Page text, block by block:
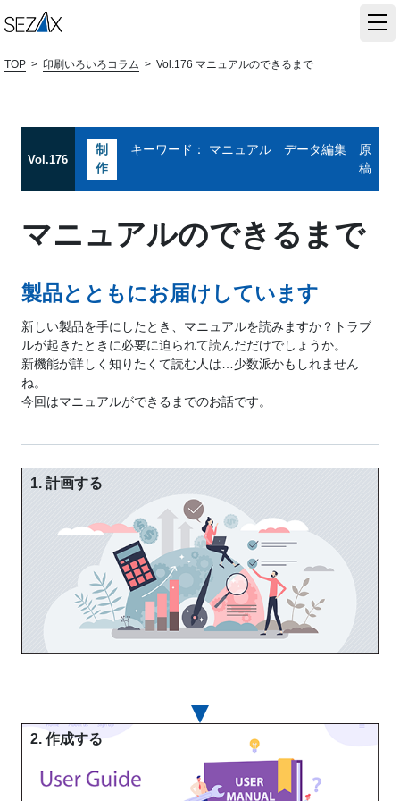
TOP > 印刷いろいろコラム > Vol.176 マニュアルのできるまで
Vol.176
制
作
キーワード： マニュアル データ編集 原
稿
マニュアルのできるまで
製品とともにお届けしています
新しい製品を手にしたとき、マニュアルを読みますか？トラブ
ルが起きたときに必要に迫られて読んだだけでしょうか。
新機能が詳しく知りたくて読む人は…少数派かもしれません
ね。
今回はマニュアルができるまでのお話です。
1. 計画する
2. 作成する